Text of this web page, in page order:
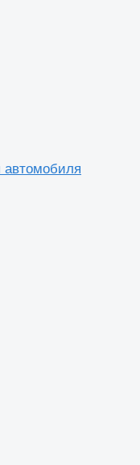
автомобиля